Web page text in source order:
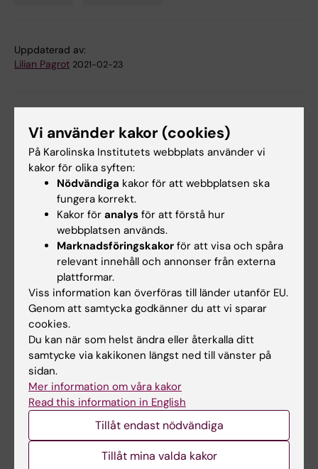
Uppdaterad av:
Lilian Pagrot 2021-02-23
Relaterade artiklar
1 jul 2026
Biologisk hjärtklaff
alternativ för kvinnor
som vill bli gravida
Vid allvarlig sjukdom i
aortaklaffen är valet av ny
hjärtklaff särskilt…
1 jul 2026
Biologisk hjärtklaff
alternativ för kvinnor
som vill bli gravida
Vid allvarlig sjukdom i
aortaklaffen är valet av ny
hjärtklaff särskilt…
Vi använder kakor (cookies)
På Karolinska Institutets webbplats använder vi
kakor för olika syften:
Nödvändiga kakor för att webbplatsen ska
fungera korrekt.
Kakor för analys för att förstå hur
webbplatsen används.
Marknadsföringskakor för att visa och spåra
relevant innehåll och annonser från externa
plattformar.
Viss information kan överföras till länder utanför EU.
Genom att samtycka godkänner du att vi sparar
cookies.
Du kan när som helst ändra eller återkalla ditt
samtycke via kakikonen längst ned till vänster på
sidan.
Mer information om våra kakor
Read this information in English
Tillåt endast nödvändiga
Tillåt mina valda kakor